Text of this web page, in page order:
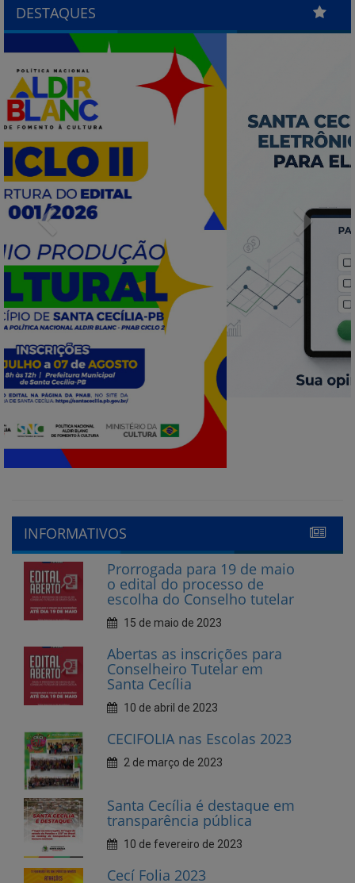
DESTAQUES
Previous
INFORMATIVOS
o edital do processo de
escolha do Conselho tutelar
15 de maio de 2023
Abertas as inscrições para
Conselheiro Tutelar em
Santa Cecília
CECIFOLIA nas Escolas 2023
2 de março de 2023
Santa Cecília é destaque em
transparência pública
Cecí Folia 2023
7 de fevereiro de 2023
Andamento da creche